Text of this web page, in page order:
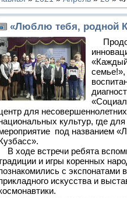
«Люблю тебя, родной
семье!»,
для
культур, где
под названием
В ходе встречи ребята
и игры коренных
с экспонатами
искусства и